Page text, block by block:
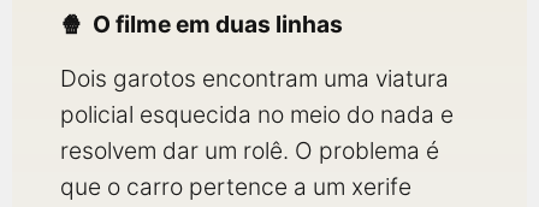
O filme em duas linhas
Dois garotos encontram uma viatura
policial esquecida no meio do nada e
resolvem dar um rolê. O problema é
que o carro pertence a um xerife